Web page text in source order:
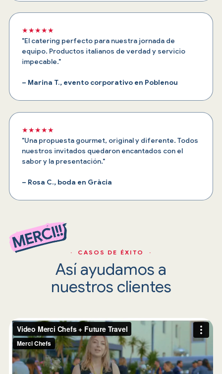
★★★★★
"El catering perfecto para nuestra jornada de
equipo. Productos italianos de verdad y servicio
impecable."
– Marina T., evento corporativo en Poblenou
★★★★★
"Una propuesta gourmet, original y diferente. Todos
nuestros invitados quedaron encantados con el
sabor y la presentación."
– Rosa C., boda en Gràcia
· CASOS DE ÉXITO ·
Así ayudamos a
nuestros clientes